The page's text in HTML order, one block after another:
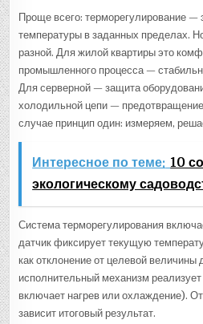
Проще всего: терморегулирование —
температуры в заданных пределах.
разной. Для жилой квартиры это
промышленного процесса —
Для серверной — защита
холодильной цепи —
случае принцип один: измеряем,
Интересное по теме: 10
экологическому
Система терморегулирования
датчик фиксирует текущую
как отклонение от целевой
исполнительный механизм
включает нагрев или охлаждение).
зависит итоговый результат.